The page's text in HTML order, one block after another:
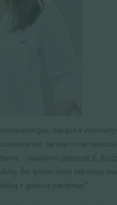
saugus ir
dariniai ir
– paaiškino radiologė E.
Šio tyrimo metu taikomos
ir galimus pakitimus.“